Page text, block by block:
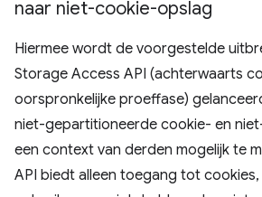
naar niet-cookie-opslag
Hiermee wordt de voorgestelde
Storage Access API (achterwaarts
oorspronkelijke proeffase)
niet-gepartitioneerde cookie- en
een context van derden mogelijk te
API biedt alleen toegang tot